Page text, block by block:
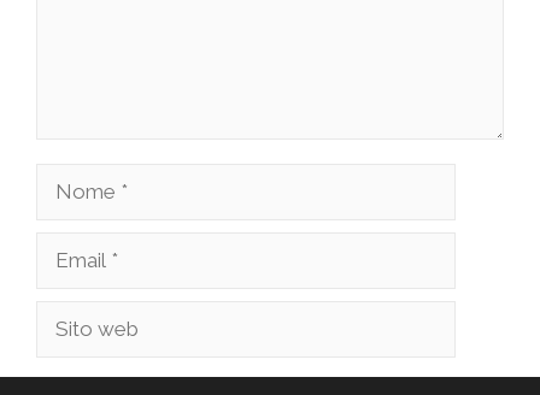
Nome
Email
Sito